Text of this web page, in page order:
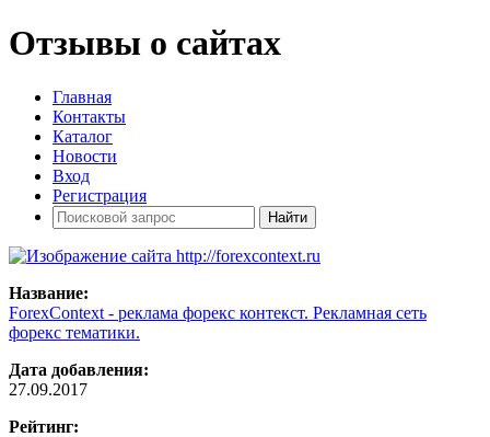
Отзывы о сайтах
Главная
Контакты
Каталог
Новости
Вход
Регистрация
Название:
ForexContext - реклама форекс контекст. Рекламная сеть
форекс тематики.
Дата добавления:
27.09.2017
Рейтинг: